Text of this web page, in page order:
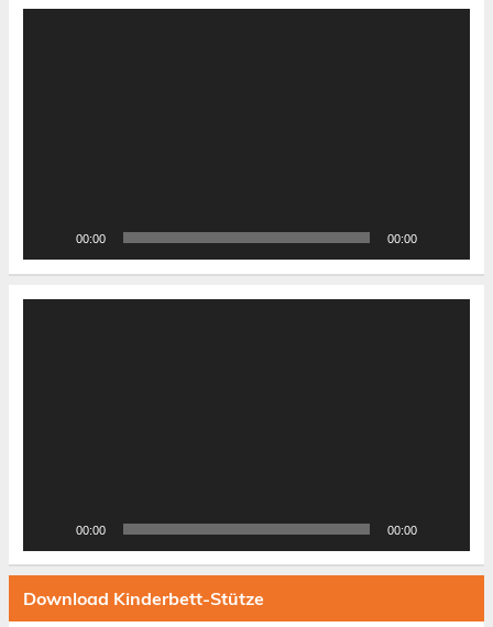
Video-
00:00 00:00
00:00 00:00
Download Kinderbett-Stütze